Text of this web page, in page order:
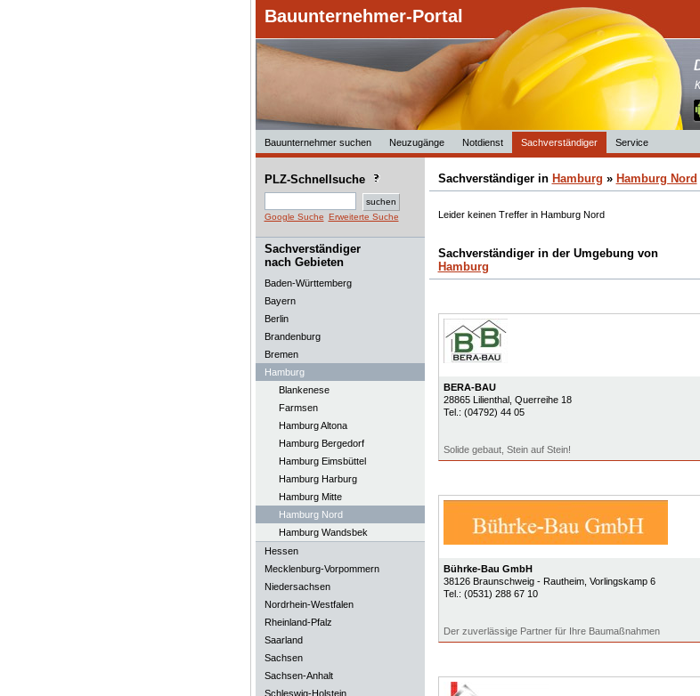
Bauunternehmer-Portal
Bauunternehmer suchen Neuzugänge Notdienst Sachverständiger Service
PLZ-Schnellsuche
Google Suche Erweiterte Suche
Sachverständiger
nach Gebieten
Baden-Württemberg
Bayern
Berlin
Brandenburg
Bremen
Hamburg
Blankenese
Farmsen
Hamburg Altona
Hamburg Bergedorf
Hamburg Eimsbüttel
Hamburg Harburg
Hamburg Mitte
Hamburg Nord
Hamburg Wandsbek
Hessen
Mecklenburg-Vorpommern
Niedersachsen
Nordrhein-Westfalen
Rheinland-Pfalz
Saarland
Sachsen
Sachsen-Anhalt
Schleswig-Holstein
Sachverständiger in Hamburg » Hamburg Nord
Leider keinen Treffer in Hamburg Nord
Sachverständiger in der Umgebung von
Hamburg
BERA-BAU
28865 Lilienthal, Querreihe 18
Tel.: (04792) 44 05
Solide gebaut, Stein auf Stein!
Bührke-Bau GmbH
38126 Braunschweig - Rautheim, Vorlingskamp 6
Tel.: (0531) 288 67 10
Der zuverlässige Partner für Ihre Baumaßnahmen